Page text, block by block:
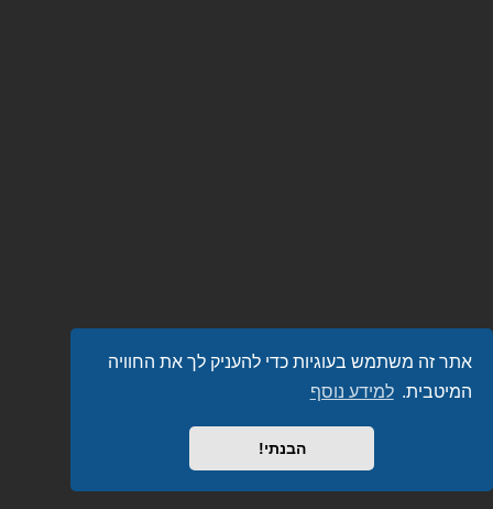
אתר זה משתמש בעוגיות כדי להעניק לך את החוויה
המיטבית. למידע נוסף
הבנתי!